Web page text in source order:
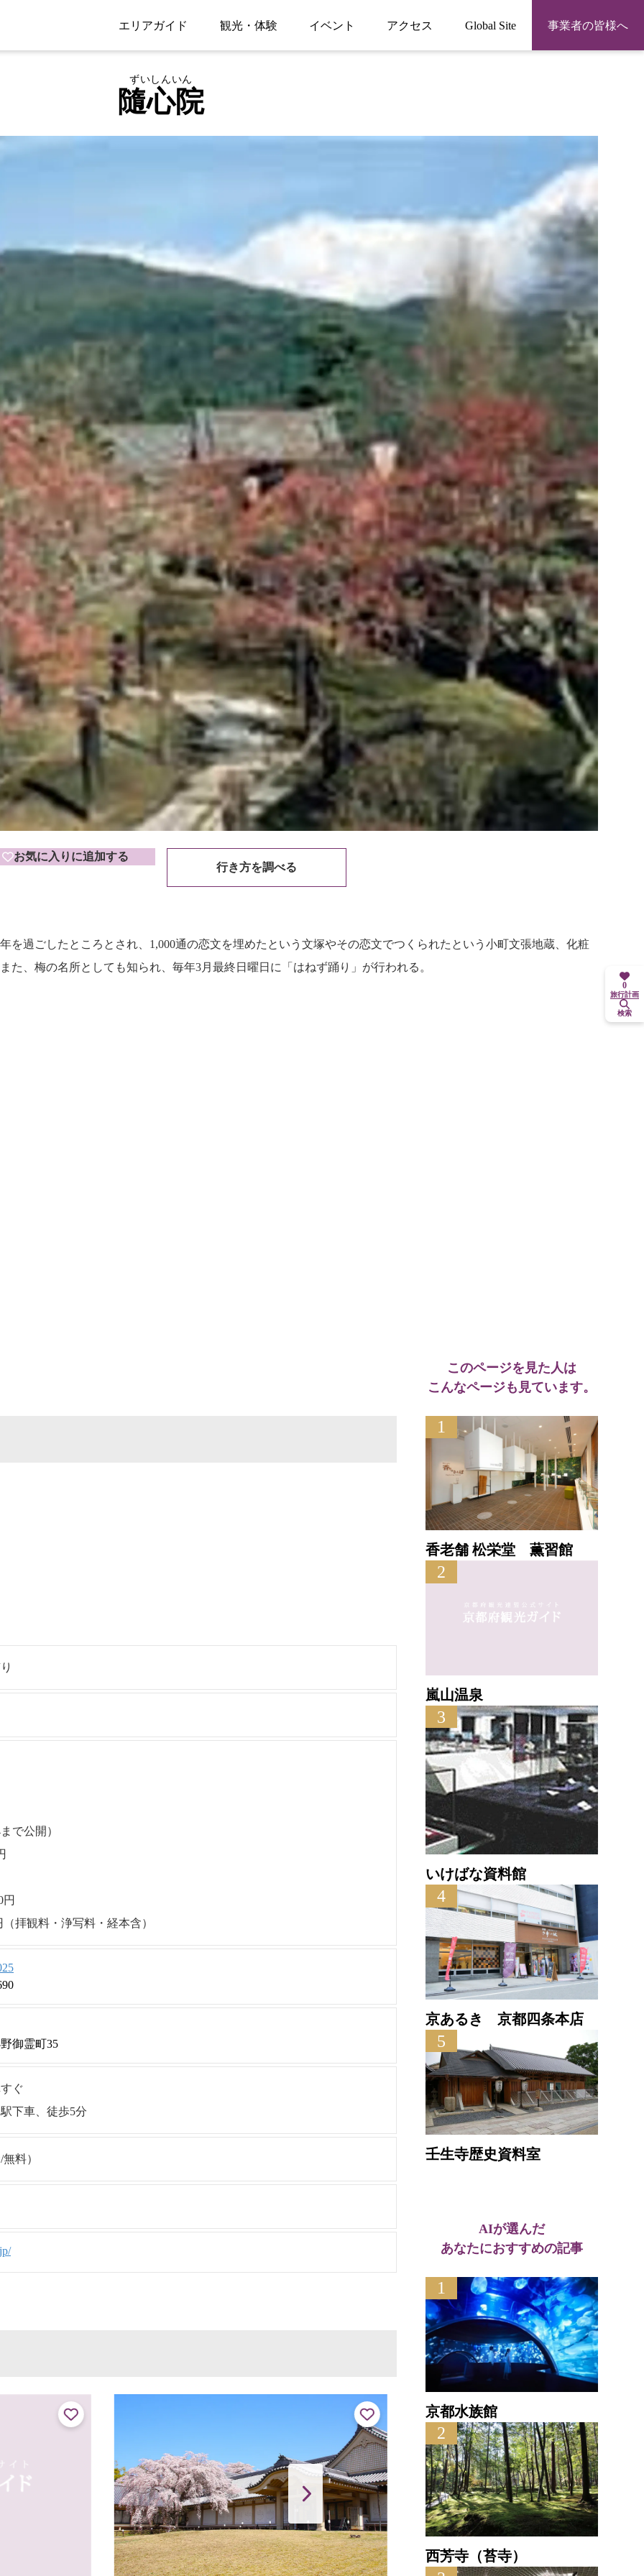
エリアガイド 観光・体験 イベント アクセス Global Site 事業者の皆様へ
隨心院
ずいしんいん
お気に入りに追加する
行き方を調べる
を過ごしたところとされ、1,000通の恋文を埋めたという文塚やその恋文でつくられたという小町文張地蔵、化粧
、梅の名所としても知られ、毎年3月最終日曜日に「はねず踊り」が行われる。
で公開）
拝観料・浄写料・経本含）
御霊町35
ぐ
下車、徒歩5分
料）
このページを見た人は
こんなページも見ています。
1
香老舗 松栄堂 薫習館
2
嵐山温泉
3
いけばな資料館
4
京あるき 京都四条本店
5
壬生寺歴史資料室
AIが選んだ
あなたにおすすめの記事
1
京都水族館
2
西芳寺（苔寺）
0
旅行計画
検索